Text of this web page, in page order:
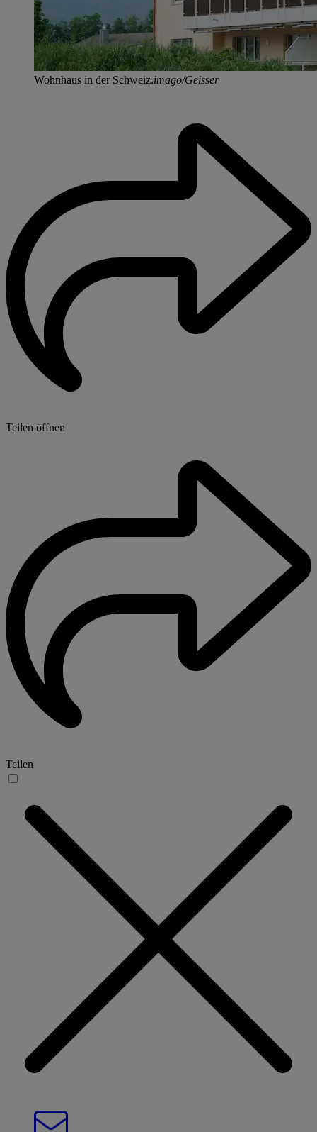
Wohnhaus in der Schweiz.imago/Geisser
Teilen öffnen
Teilen